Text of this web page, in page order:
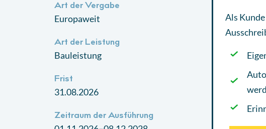
Art der Vergabe
Europaweit
Art der Leistung
Bauleistung
Frist
31.08.2026
Zeitraum der Ausführung
Als